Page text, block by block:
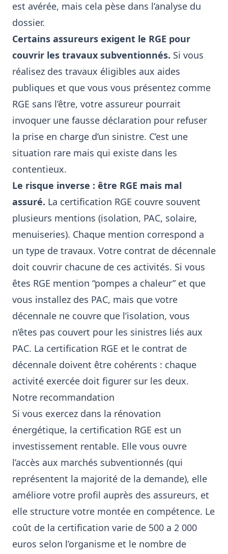
est avérée, mais cela pèse dans l’analyse du
dossier.
Certains assureurs exigent le RGE pour
couvrir les travaux subventionnés. Si vous
réalisez des travaux éligibles aux aides
publiques et que vous vous présentez comme
RGE sans l’être, votre assureur pourrait
invoquer une fausse déclaration pour refuser
la prise en charge d’un sinistre. C’est une
situation rare mais qui existe dans les
contentieux.
Le risque inverse : être RGE mais mal
assuré. La certification RGE couvre souvent
plusieurs mentions (isolation, PAC, solaire,
menuiseries). Chaque mention correspond a
un type de travaux. Votre contrat de décennale
doit couvrir chacune de ces activités. Si vous
êtes RGE mention “pompes a chaleur” et que
vous installez des PAC, mais que votre
décennale ne couvre que l’isolation, vous
n’êtes pas couvert pour les sinistres liés aux
PAC. La certification RGE et le contrat de
décennale doivent être cohérents : chaque
activité exercée doit figurer sur les deux.
Notre recommandation
Si vous exercez dans la rénovation
énergétique, la certification RGE est un
investissement rentable. Elle vous ouvre
l’accès aux marchés subventionnés (qui
représentent la majorité de la demande), elle
améliore votre profil auprès des assureurs, et
elle structure votre montée en compétence. Le
coût de la certification varie de 500 a 2 000
euros selon l’organisme et le nombre de